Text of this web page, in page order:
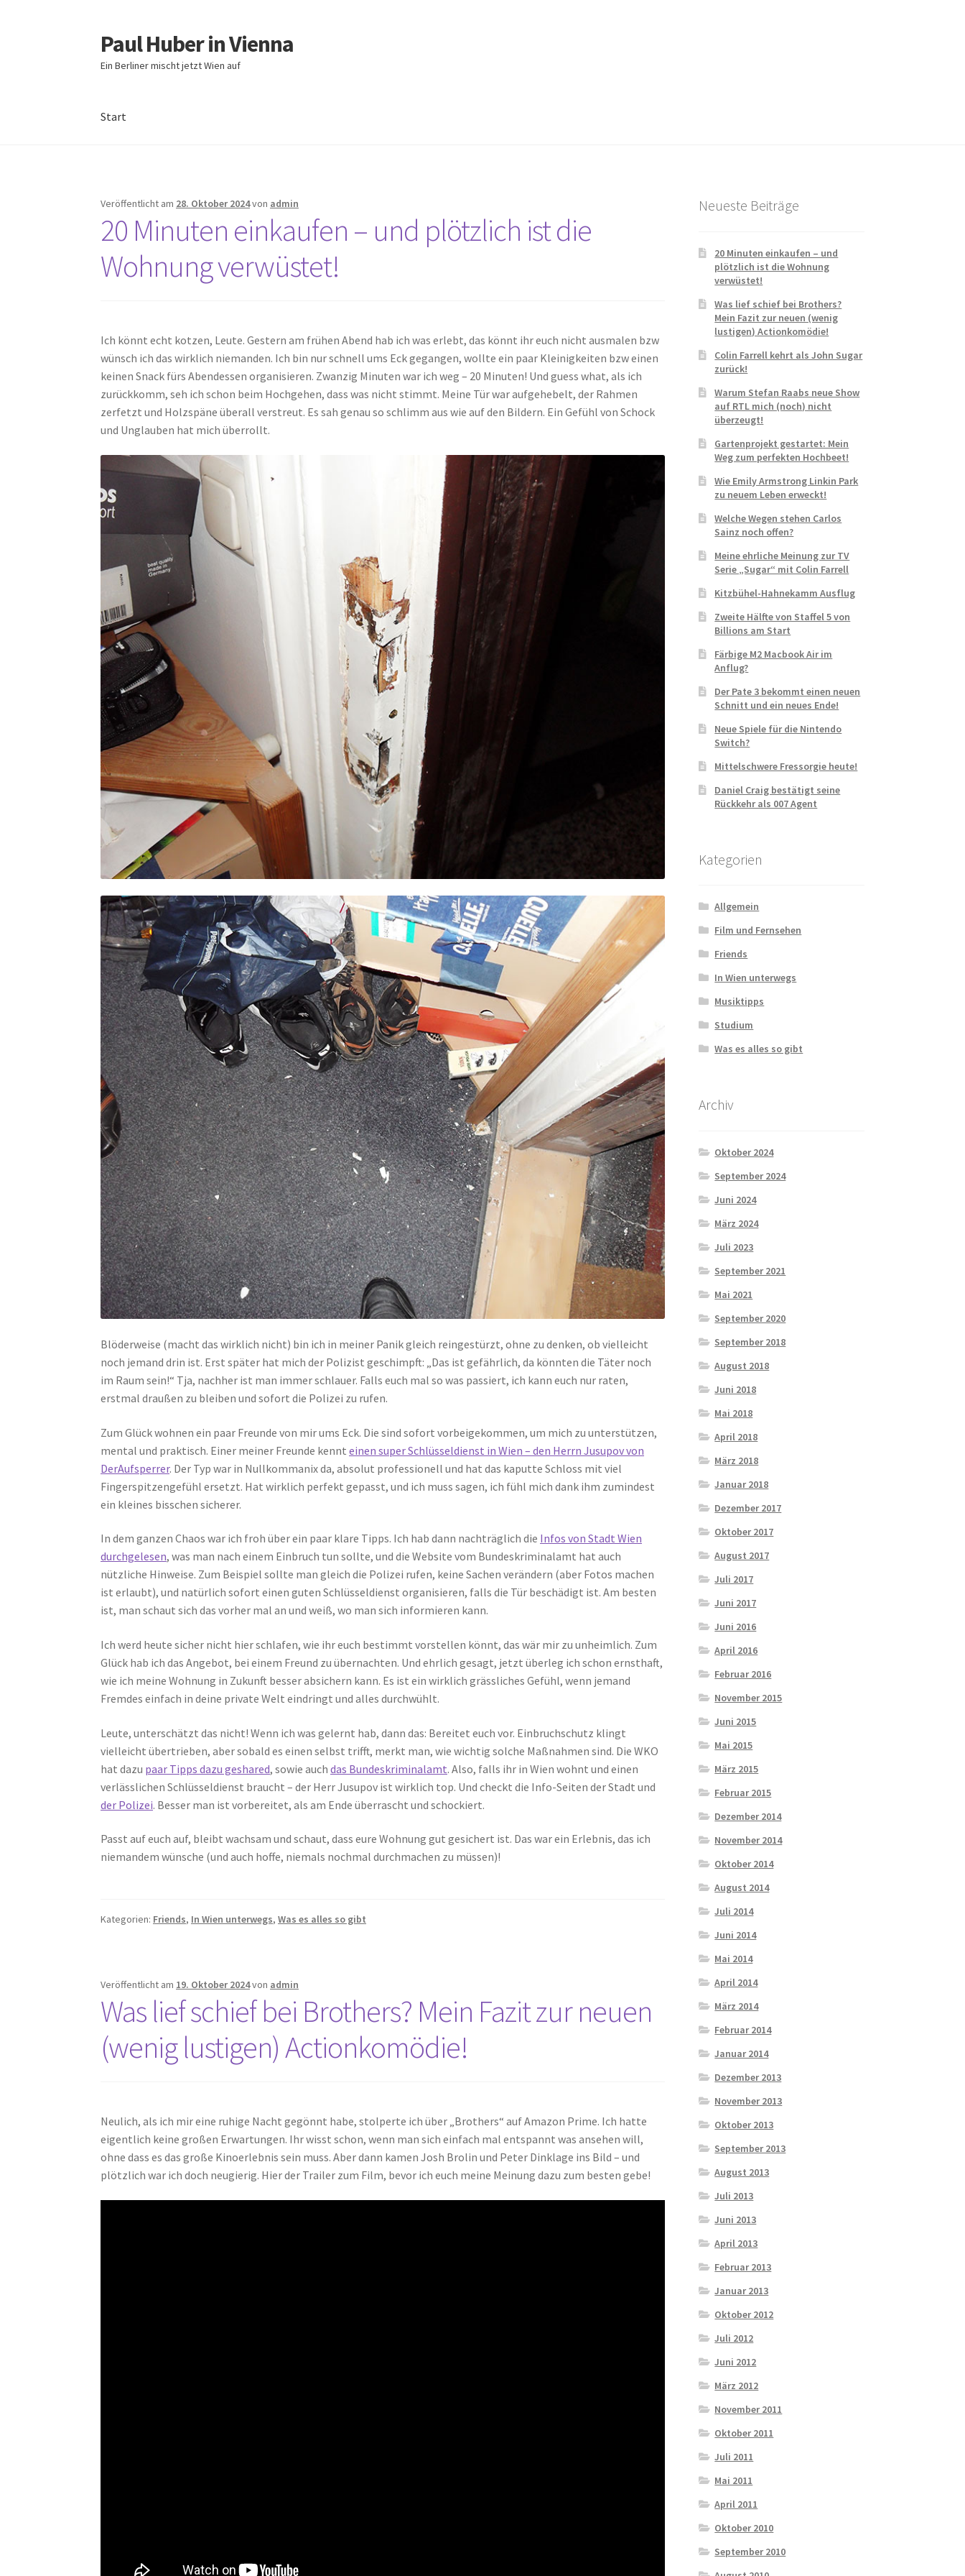
Zur
Navigation
springen
Zum
Inhalt
springen
Paul Huber in Vienna
Ein Berliner mischt jetzt Wien auf
Start
Veröffentlicht am 28. Oktober 2024von admin
20 Minuten einkaufen – und plötzlich ist die
Wohnung verwüstet!
Ich könnt echt kotzen, Leute. Gestern am frühen Abend hab ich was erlebt, das könnt ihr euch nicht ausmalen bzw
wünsch ich das wirklich niemanden. Ich bin nur schnell ums Eck gegangen, wollte ein paar Kleinigkeiten bzw einen
keinen Snack fürs Abendessen organisieren. Zwanzig Minuten war ich weg – 20 Minuten! Und guess what, als ich
zurückkomm, seh ich schon beim Hochgehen, dass was nicht stimmt. Meine Tür war aufgehebelt, der Rahmen
zerfetzt und Holzspäne überall verstreut. Es sah genau so schlimm aus wie auf den Bildern. Ein Gefühl von Schock
und Unglauben hat mich überrollt.
Blöderweise (macht das wirklich nicht) bin ich in meiner Panik gleich reingestürzt, ohne zu denken, ob vielleicht
noch jemand drin ist. Erst später hat mich der Polizist geschimpft: „Das ist gefährlich, da könnten die Täter noch
im Raum sein!“ Tja, nachher ist man immer schlauer. Falls euch mal so was passiert, ich kann euch nur raten,
erstmal draußen zu bleiben und sofort die Polizei zu rufen.
Zum Glück wohnen ein paar Freunde von mir ums Eck. Die sind sofort vorbeigekommen, um mich zu unterstützen,
mental und praktisch. Einer meiner Freunde kennteinen super Schlüsseldienst in Wien – den Herrn Jusupov von
DerAufsperrer. Der Typ war in Nullkommanix da, absolut professionell und hat das kaputte Schloss mit viel
Fingerspitzengefühl ersetzt. Hat wirklich perfekt gepasst, und ich muss sagen, ich fühl mich dank ihm zumindest
ein kleines bisschen sicherer.
In dem ganzen Chaos war ich froh über ein paar klare Tipps. Ich hab dann nachträglich die Infos von Stadt Wien
durchgelesen, was man nach einem Einbruch tun sollte, und die Website vom Bundeskriminalamt hat auch
nützliche Hinweise. Zum Beispiel sollte man gleich die Polizei rufen, keine Sachen verändern (aber Fotos machen
ist erlaubt), und natürlich sofort einen guten Schlüsseldienst organisieren, falls die Tür beschädigt ist. Am besten
ist, man schaut sich das vorher mal an und weiß, wo man sich informieren kann.
Ich werd heute sicher nicht hier schlafen, wie ihr euch bestimmt vorstellen könnt, das wär mir zu unheimlich. Zum
Glück hab ich das Angebot, bei einem Freund zu übernachten. Und ehrlich gesagt, jetzt überleg ich schon ernsthaft,
wie ich meine Wohnung in Zukunft besser absichern kann. Es ist ein wirklich grässliches Gefühl, wenn jemand
Fremdes einfach in deine private Welt eindringt und alles durchwühlt.
Leute, unterschätzt das nicht! Wenn ich was gelernt hab, dann das: Bereitet euch vor. Einbruchschutz klingt
vielleicht übertrieben, aber sobald es einen selbst trifft, merkt man, wie wichtig solche Maßnahmen sind. Die WKO
hat dazu paar Tipps dazu geshared, sowie auchdas Bundeskriminalamt. Also, falls ihr in Wien wohnt und einen
verlässlichen Schlüsseldienst braucht – der Herr Jusupov ist wirklich top. Und checkt die Info-Seiten der Stadt und
der Polizei. Besser man ist vorbereitet, als am Ende überrascht und schockiert.
Passt auf euch auf, bleibt wachsam und schaut, dass eure Wohnung gut gesichert ist. Das war ein Erlebnis, das ich
niemandem wünsche (und auch hoffe, niemals nochmal durchmachen zu müssen)!
Kategorien: Friends, In Wien unterwegs,Was es alles so gibt
Veröffentlicht am 19. Oktober 2024von admin
Was lief schief bei Brothers? Mein Fazit zur neuen
(wenig lustigen) Actionkomödie!
Neulich, als ich mir eine ruhige Nacht gegönnt habe, stolperte ich über „Brothers“ auf Amazon Prime. Ich hatte
eigentlich keine großen Erwartungen. Ihr wisst schon, wenn man sich einfach mal entspannt was ansehen will,
ohne dass es das große Kinoerlebnis sein muss. Aber dann kamen Josh Brolin und Peter Dinklage ins Bild – und
plötzlich war ich doch neugierig. Hier der Trailer zum Film, bevor ich euch meine Meinung dazu zum besten gebe!
Neueste Beiträge
20 Minuten einkaufen – und
plötzlich ist die Wohnung
verwüstet!
Was lief schief bei Brothers?
Mein Fazit zur neuen (wenig
lustigen) Actionkomödie!
Colin Farrell kehrt als John Sugar
zurück!
Warum Stefan Raabs neue Show
auf RTL mich (noch) nicht
überzeugt!
Gartenprojekt gestartet: Mein
Weg zum perfekten Hochbeet!
Wie Emily Armstrong Linkin Park
zu neuem Leben erweckt!
Welche Wegen stehen Carlos
Sainz noch offen?
Meine ehrliche Meinung zur TV
Serie „Sugar“ mit Colin Farrell
Kitzbühel-Hahnekamm Ausflug
Zweite Hälfte von Staffel 5 von
Billions am Start
Färbige M2 Macbook Air im
Anflug?
Der Pate 3 bekommt einen neuen
Schnitt und ein neues Ende!
Neue Spiele für die Nintendo
Switch?
Mittelschwere Fressorgie heute!
Daniel Craig bestätigt seine
Rückkehr als 007 Agent
Kategorien
Allgemein
Film und Fernsehen
Friends
In Wien unterwegs
Musiktipps
Studium
Was es alles so gibt
Archiv
Oktober 2024
September 2024
Juni 2024
März 2024
Juli 2023
September 2021
Mai 2021
September 2020
September 2018
August 2018
Juni 2018
Mai 2018
April 2018
März 2018
Januar 2018
Dezember 2017
Oktober 2017
August 2017
Juli 2017
Juni 2017
Juni 2016
April 2016
Februar 2016
November 2015
Juni 2015
Mai 2015
März 2015
Februar 2015
Dezember 2014
November 2014
Oktober 2014
August 2014
Juli 2014
Juni 2014
Mai 2014
April 2014
März 2014
Februar 2014
Januar 2014
Dezember 2013
November 2013
Oktober 2013
September 2013
August 2013
Juli 2013
Juni 2013
April 2013
Februar 2013
Januar 2013
Oktober 2012
Juli 2012
Juni 2012
März 2012
November 2011
Oktober 2011
Juli 2011
Mai 2011
April 2011
Oktober 2010
September 2010